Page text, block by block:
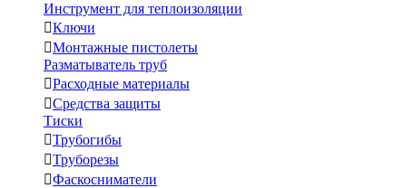
Инструмент для теплоизоляции
Ключи
Монтажные пистолеты
Разматыватель труб
Расходные материалы
Средства защиты
Тиски
Трубогибы
Труборезы
Фаскосниматели